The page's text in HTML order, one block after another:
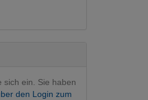
sich ein. Sie haben
den Login zum